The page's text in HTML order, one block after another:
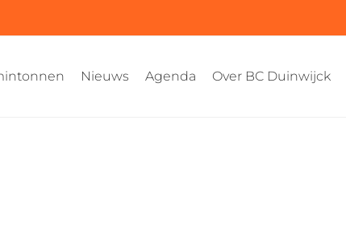
Nieuws Agenda Over BC Duinwijck